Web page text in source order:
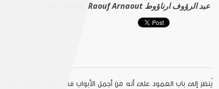
Abd El Raouf Arnaout عبد الرؤوف ارناؤوط
يُنظر إلى باب العمود على أنه من أجمل الأبواب في البلدة القديمة في